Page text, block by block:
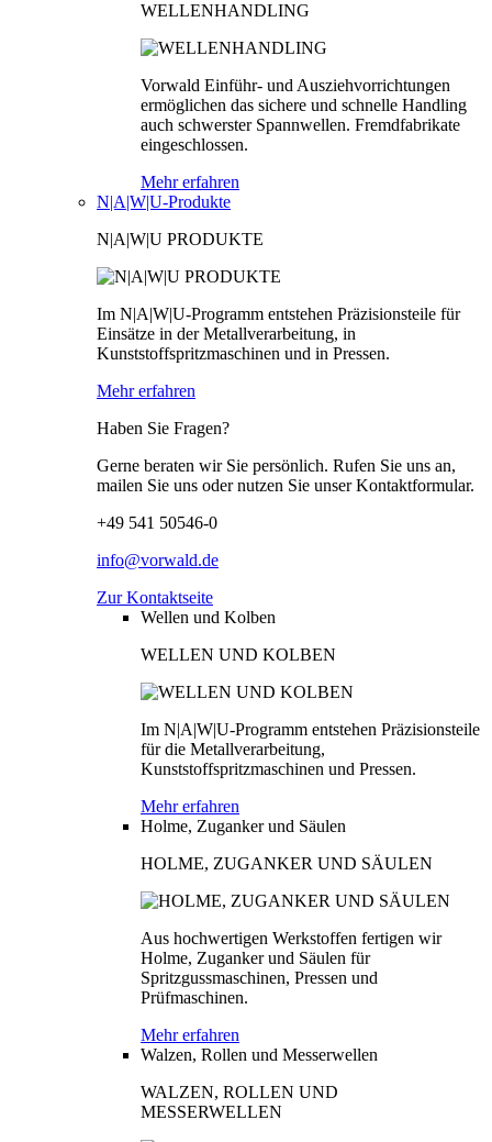
WELLENHANDLING
Vorwald Einführ- und Ausziehvorrichtungen
ermöglichen das sichere und schnelle Handling
auch schwerster Spannwellen. Fremdfabrikate
eingeschlossen.
Mehr erfahren
N|A|W|U-Produkte
N|A|W|U PRODUKTE
Im N|A|W|U-Programm entstehen Präzisionsteile für
Einsätze in der Metallverarbeitung, in
Kunststoffspritzmaschinen und in Pressen.
Mehr erfahren
Haben Sie Fragen?
Gerne beraten wir Sie persönlich. Rufen Sie uns an,
mailen Sie uns oder nutzen Sie unser Kontaktformular.
+49 541 50546-0
info@vorwald.de
Zur Kontaktseite
Wellen und Kolben
WELLEN UND KOLBEN
Im N|A|W|U-Programm entstehen Präzisionsteile
für die Metallverarbeitung,
Kunststoffspritzmaschinen und Pressen.
Mehr erfahren
Holme, Zuganker und Säulen
HOLME, ZUGANKER UND SÄULEN
Aus hochwertigen Werkstoffen fertigen wir
Holme, Zuganker und Säulen für
Spritzgussmaschinen, Pressen und
Prüfmaschinen.
Mehr erfahren
Walzen, Rollen und Messerwellen
WALZEN, ROLLEN UND
MESSERWELLEN